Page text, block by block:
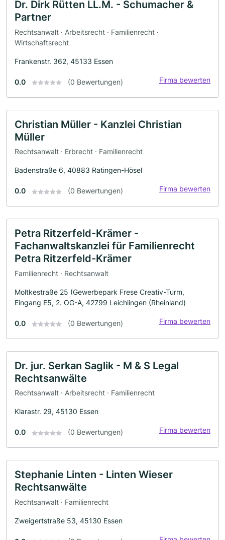
Dr. Dirk Rütten LL.M. - Schumacher &
Partner
Rechtsanwalt · Arbeitsrecht · Familienrecht ·
Wirtschaftsrecht
Frankenstr. 362, 45133 Essen
0.0 (0 Bewertungen) Firma bewerten
Christian Müller - Kanzlei Christian
Müller
Rechtsanwalt · Erbrecht · Familienrecht
Badenstraße 6, 40883 Ratingen-Hösel
0.0 (0 Bewertungen) Firma bewerten
Petra Ritzerfeld-Krämer -
Fachanwaltskanzlei für Familienrecht
Petra Ritzerfeld-Krämer
Familienrecht · Rechtsanwalt
Moltkestraße 25 (Gewerbepark Frese Creativ-Turm,
Eingang E5, 2. OG-A, 42799 Leichlingen (Rheinland)
0.0 (0 Bewertungen) Firma bewerten
Dr. jur. Serkan Saglik - M & S Legal
Rechtsanwälte
Rechtsanwalt · Arbeitsrecht · Familienrecht
Klarastr. 29, 45130 Essen
0.0 (0 Bewertungen) Firma bewerten
Stephanie Linten - Linten Wieser
Rechtsanwälte
Rechtsanwalt · Familienrecht
Zweigertstraße 53, 45130 Essen